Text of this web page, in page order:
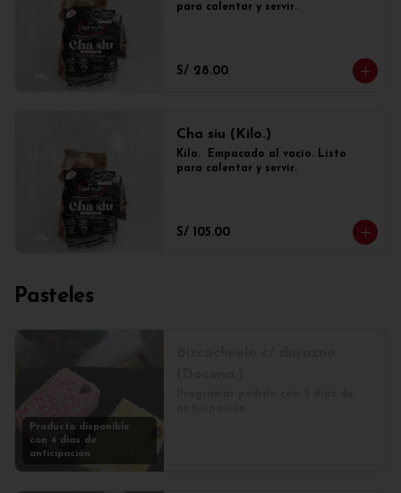
para calentar y servir.
S/ 28.00
Cha siu (Kilo.)
Kilo.  Empacado al vacío. Listo
para calentar y servir.
S/ 105.00
Pasteles
Producto disponible
con 4 días de
anticipación